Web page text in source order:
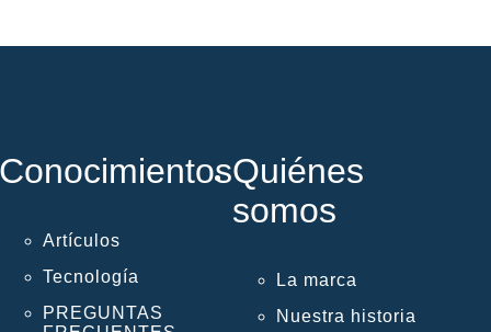
Conocimientos
Artículos
Tecnología
PREGUNTAS
Quiénes
somos
La marca
Nuestra historia